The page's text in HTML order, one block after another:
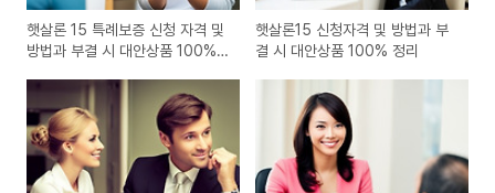
햇살론 15 특례보증 신청 자격 및
방법과 부결 시 대안상품 100%
햇살론15 신청자격 및 방법과 부
결 시 대안상품 100% 정리